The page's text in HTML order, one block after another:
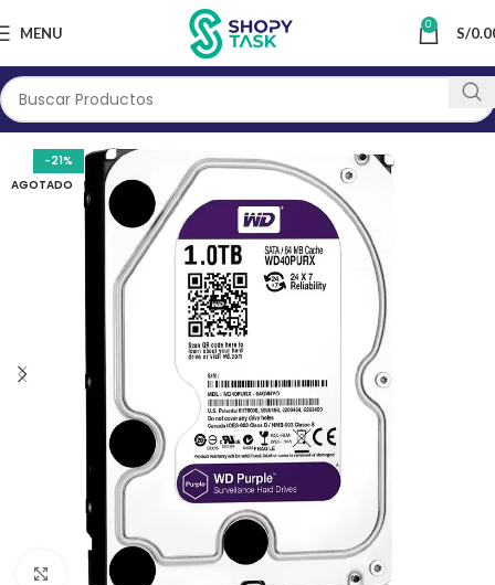
MENU 0 S/
-21%
AGOTADO
Click to enlarge